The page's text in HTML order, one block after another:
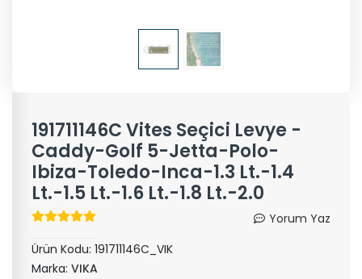
191711146C Vites Seçici Levye -
Caddy-Golf 5-Jetta-Polo-
Ibiza-Toledo-Inca-1.3 Lt.-1.4
Lt.-1.5 Lt.-1.6 Lt.-1.8 Lt.-2.0
Yorum Yaz
Ürün Kodu: 191711146C_VIK
Marka: VIKA